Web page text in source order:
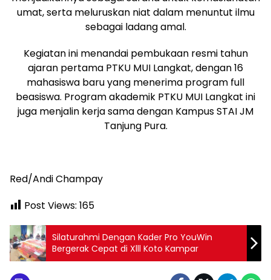
umat, serta meluruskan niat dalam menuntut ilmu
sebagai ladang amal.
Kegiatan ini menandai pembukaan resmi tahun
ajaran pertama PTKU MUI Langkat, dengan 16
mahasiswa baru yang menerima program full
beasiswa. Program akademik PTKU MUI Langkat ini
juga menjalin kerja sama dengan Kampus STAI JM
Tanjung Pura.
Red/Andi Champay
Post Views: 165
Silaturahmi Dengan Kader Pro YouWin
Bergerak Cepat di Xlll Koto Kampar